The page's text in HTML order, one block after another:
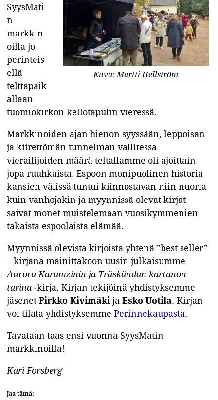
Kuva: Martti Hellström
SyysMati
n
markkin
oilla jo
perinteis
ellä
telttapaik
allaan
tuomiokirkon kellotapulin vieressä.
Markkinoiden ajan hienon syyssään, leppoisan
ja kiirettömän tunnelman vallitessa
vierailijoiden määrä teltallamme oli ajoittain
jopa ruuhkaista. Espoon monipuolinen historia
kansien välissä tuntui kiinnostavan niin nuoria
kuin vanhojakin ja myynnissä olevat kirjat
saivat monet muistelemaan vuosikymmenien
takaista espoolaista elämää.
Myynnissä olevista kirjoista yhtenä ”best seller”
– kirjana mainittakoon uusin julkaisumme
Aurora Karamzinin ja Träskändan kartanon
tarina-kirja. Kirjan tekijöinä yhdistyksemme
jäsenetPirkko Kivimäki jaEsko Uotila. Kirjan
voi tilata yhdistyksemmePerinnekaupasta.
Tavataan taas ensi vuonna SyysMatin
markkinoilla!
Kari Forsberg
Jaa tämä: